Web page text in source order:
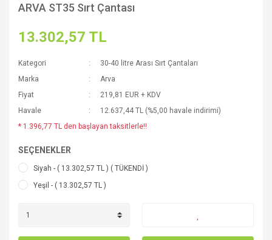
ARVA ST35 Sırt Çantası
13.302,57 TL
Kategori
30-40 litre Arası Sırt Çantaları
Marka
Arva
Fiyat
219,81 EUR + KDV
Havale
12.637,44 TL (%5,00 havale indirimi)
* 1.396,77 TL den başlayan taksitlerle!!
SEÇENEKLER
Siyah - ( 13.302,57 TL ) ( TÜKENDİ )
Yeşil - ( 13.302,57 TL )